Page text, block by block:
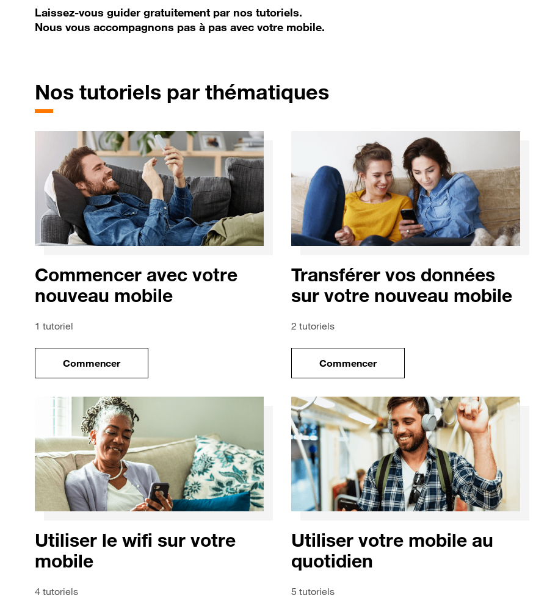
Laissez-vous guider gratuitement par nos tutoriels.
Nous vous accompagnons pas à pas avec votre mobile.
Nos tutoriels par thématiquespour Huawei P20 Pro
Commencer avec votre
nouveau mobile
1 tutoriel
Commencerle tuto pour Commencer avec votre nouveau mobile
Transférer vos données
sur votre nouveau mobile
2 tutoriels
Commencerle tuto pour Transférer vos données sur
Utiliser le wifi sur votre
mobile
4 tutoriels
Utiliser votre mobile au
quotidien
5 tutoriels